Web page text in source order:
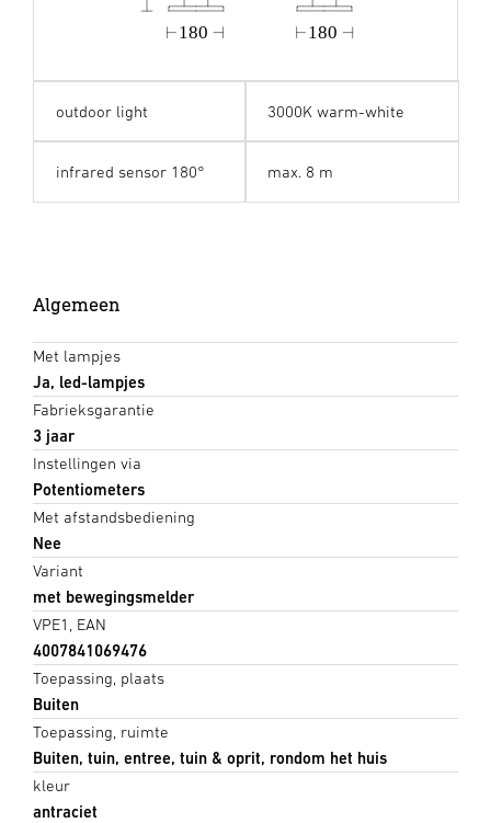
180 180
outdoor light 3000K warm-white
infrared sensor 180° max. 8 m
Algemeen
Met lampjes
Ja, led-lampjes
Fabrieksgarantie
3 jaar
Instellingen via
Potentiometers
Met afstandsbediening
Nee
Variant
met bewegingsmelder
VPE1, EAN
4007841069476
Toepassing, plaats
Buiten
Toepassing, ruimte
Buiten, tuin, entree, tuin & oprit, rondom het huis
kleur
antraciet